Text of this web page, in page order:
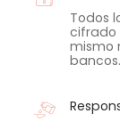
Todos
cifrado
mismo
bancos.